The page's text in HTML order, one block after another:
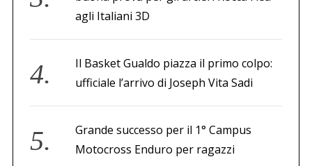
agli Italiani 3D
Il Basket Gualdo piazza il primo colpo:
ufficiale l’arrivo di Joseph Vita Sadi
Grande successo per il 1° Campus
Motocross Enduro per ragazzi